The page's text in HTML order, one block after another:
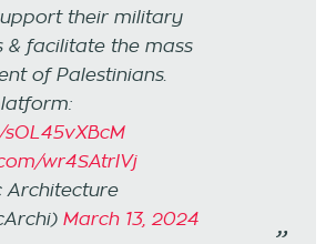
their military
& facilitate the mass
of Palestinians.
wr4SAtrIVj
Architecture
March 13, 2024